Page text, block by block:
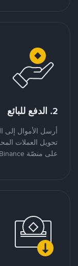
2. الدفع للبائع
أرسل الأموال إلى
تحويل العملات
على منصّة Binance من شخص لشخص.